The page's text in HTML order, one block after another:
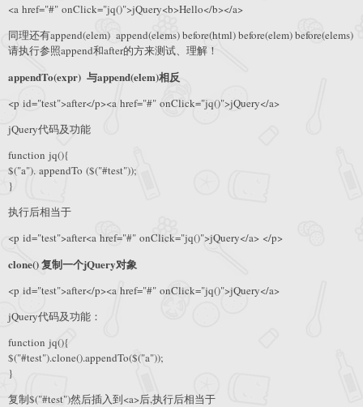
<a href="#" onClick="jq()">jQuery<b>Hello</b></a>
同理还有append(elem) append(elems) before(html) before(elem) before(elems)
请执行参照append和after的方来测试、理解！
appendTo(expr) 与append(elem)相反
<p id="test">after</p><a href="#" onClick="jq()">jQuery</a>
jQuery代码及功能
function jq(){
$("a"). appendTo ($("#test"));
}
执行后相当于
<p id="test">after<a href="#" onClick="jq()">jQuery</a> </p>
clone() 复制一个jQuery对象
<p id="test">after</p><a href="#" onClick="jq()">jQuery</a>
jQuery代码及功能：
function jq(){
$("#test").clone().appendTo($("a"));
}
复制$("#test")然后插入到<a>后,执行后相当于